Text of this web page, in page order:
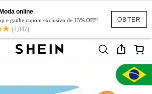
OBTER
online
e ganhe cupom exclusivo de 15% OFF!
(2,847)